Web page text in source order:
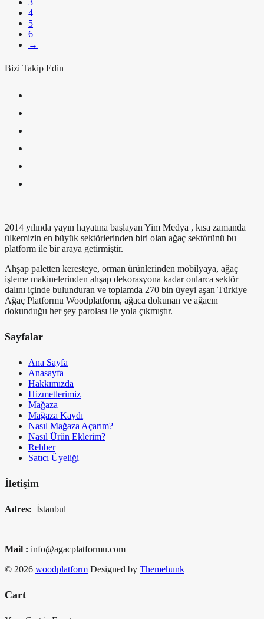
3
4
5
6
→
Bizi Takip Edin
2014 yılında yayın hayatına başlayan Yim Medya , kısa zamanda
ülkemizin en büyük sektörlerinden biri olan ağaç sektörünü bu
platform ile bir araya getirmiştir.
Ahşap paletten keresteye, orman ürünlerinden mobilyaya, ağaç
işleme makinelerinden ahşap dekorasyona kadar onlarca sektör
dalını içinde bulunduran ve toplamda 270 bin üyeyi aşan Türkiye
Ağaç Platformu Woodplatform, ağaca dokunan ve ağacın
dokunduğu her şey parolası ile yola çıkmıştır.
Sayfalar
Ana Sayfa
Anasayfa
Hakkımızda
Hizmetlerimiz
Mağaza
Mağaza Kaydı
Nasıl Mağaza Açarım?
Nasıl Ürün Eklerim?
Rehber
Satıcı Üyeliği
İletişim
Adres: İstanbul
Mail : info@agacplatformu.com
© 2026 woodplatform Designed by Themehunk
Cart